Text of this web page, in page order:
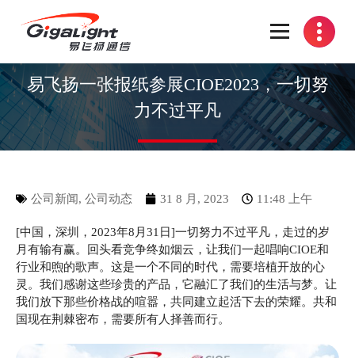
开放光网络器件的向导
易飞扬一张报纸参展CIOE2023，一切努
力不过平凡
公司新闻, 公司动态 31 8 月, 2023 11:48 上午
[中国，深圳，2023年8月31日]一切努力不过平凡，走过的岁
月有输有赢。回头看竞争终如烟云，让我们一起唱响CIOE和
行业和煦的歌声。这是一个不同的时代，需要培植开放的心
灵。我们感谢这些珍贵的产品，它融汇了我们的生活与梦。让
我们放下那些价格战的喧嚣，共同建立起活下去的荣耀。共和
国现在荆棘密布，需要所有人择善而行。